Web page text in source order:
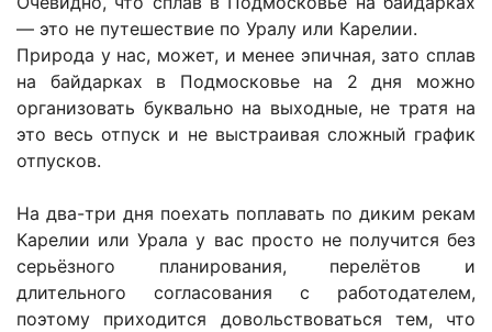
— это не путешествие по Уралу или Карелии.
Природа у нас, может, и менее эпичная, зато сплав
на байдарках в Подмосковье на 2 дня можно
организовать буквально на выходные, не тратя на
это весь отпуск и не выстраивая сложный график
отпусков.
На два-три дня поехать поплавать по диким рекам
Карелии или Урала у вас просто не получится без
серьёзного планирования, перелётов и
длительного согласования с работодателем,
поэтому приходится довольствоваться тем, что